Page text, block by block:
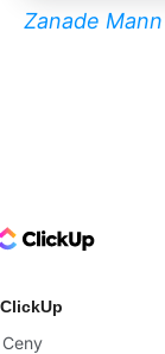
Zanade Mann
Logo
ClickUp
Ceny